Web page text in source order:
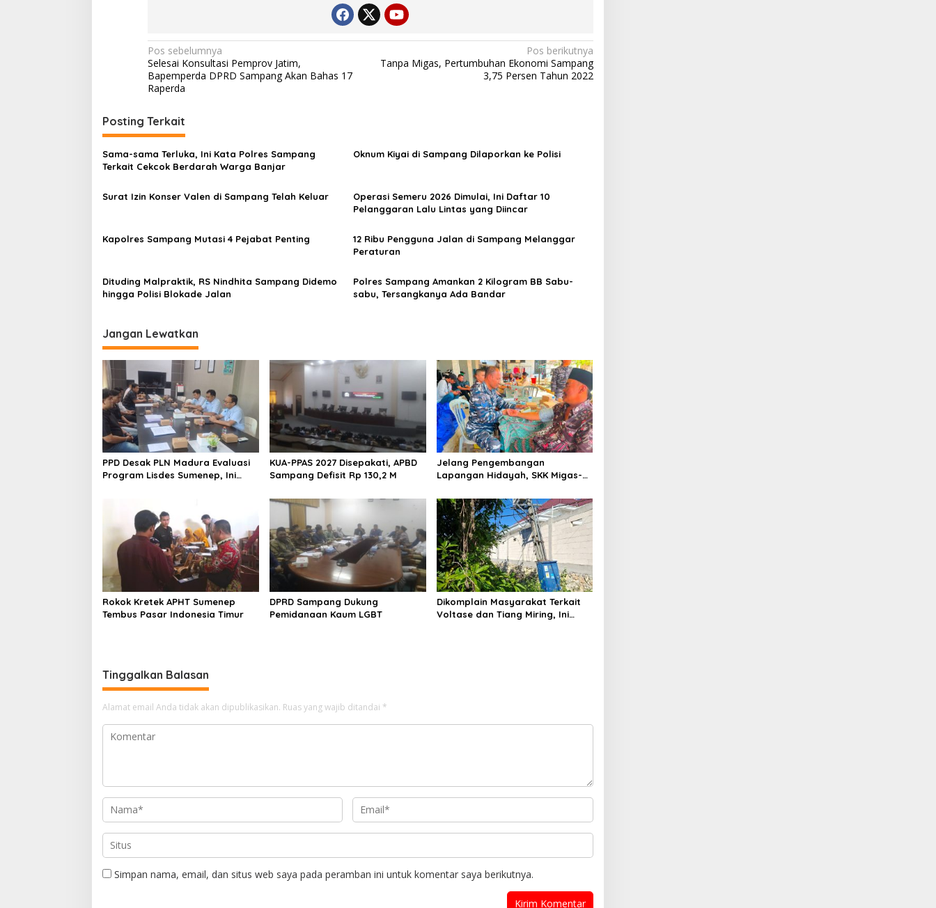
Navigasi
pos
Pos sebelumnya
Selesai Konsultasi Pemprov Jatim,
Bapemperda DPRD Sampang Akan Bahas 17
Raperda
Pos berikutnya
Tanpa Migas, Pertumbuhan Ekonomi Sampang
3,75 Persen Tahun 2022
Posting Terkait
Sama-sama Terluka, Ini Kata Polres Sampang
Terkait Cekcok Berdarah Warga Banjar
Oknum Kiyai di Sampang Dilaporkan ke Polisi
Surat Izin Konser Valen di Sampang Telah Keluar
Operasi Semeru 2026 Dimulai, Ini Daftar 10
Pelanggaran Lalu Lintas yang Diincar
Kapolres Sampang Mutasi 4 Pejabat Penting
12 Ribu Pengguna Jalan di Sampang Melanggar
Peraturan
Dituding Malpraktik, RS Nindhita Sampang Didemo
hingga Polisi Blokade Jalan
Polres Sampang Amankan 2 Kilogram BB Sabu-
sabu, Tersangkanya Ada Bandar
Jangan Lewatkan
PPD Desak PLN Madura Evaluasi
Program Lisdes Sumenep, Ini
KUA-PPAS 2027 Disepakati, APBD
Sampang Defisit Rp 130,2 M
Jelang Pengembangan
Lapangan Hidayah, SKK Migas-
Sinergi dengan Nelayan
Sampang
Rokok Kretek APHT Sumenep
Tembus Pasar Indonesia Timur
DPRD Sampang Dukung
Pemidanaan Kaum LGBT
Dikomplain Masyarakat Terkait
Voltase dan Tiang Miring, Ini
Tinggalkan Balasan
Alamat email Anda tidak akan dipublikasikan. Ruas yang wajib ditandai *
Simpan nama, email, dan situs web saya pada peramban ini untuk komentar saya berikutnya.